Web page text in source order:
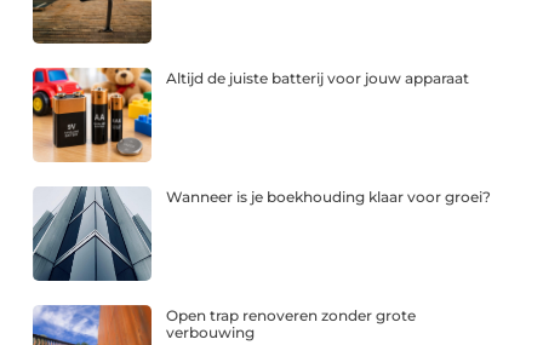
Altijd de juiste batterij voor jouw apparaat
Wanneer is je boekhouding klaar voor groei?
Open trap renoveren zonder grote
verbouwing